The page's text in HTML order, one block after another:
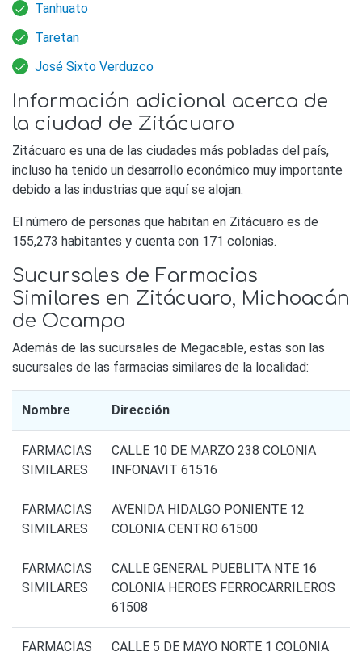
Tanhuato
Taretan
José Sixto Verduzco
Información adicional acerca de
la ciudad de Zitácuaro
Zitácuaro es una de las ciudades más pobladas del país,
incluso ha tenido un desarrollo económico muy importante
debido a las industrias que aquí se alojan.
El número de personas que habitan en Zitácuaro es de
155,273 habitantes y cuenta con 171 colonias.
Sucursales de Farmacias
Similares en Zitácuaro, Michoacán
de Ocampo
Además de las sucursales de Megacable, estas son las
sucursales de las farmacias similares de la localidad:
Nombre Dirección
FARMACIAS
SIMILARES
CALLE 10 DE MARZO 238 COLONIA
INFONAVIT 61516
FARMACIAS
SIMILARES
AVENIDA HIDALGO PONIENTE 12
COLONIA CENTRO 61500
FARMACIAS
SIMILARES
CALLE GENERAL PUEBLITA NTE 16
COLONIA HEROES FERROCARRILEROS
61508
FARMACIAS
CALLE 5 DE MAYO NORTE 1 COLONIA